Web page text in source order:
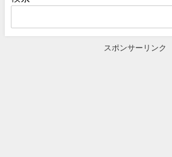
スポンサーリンク